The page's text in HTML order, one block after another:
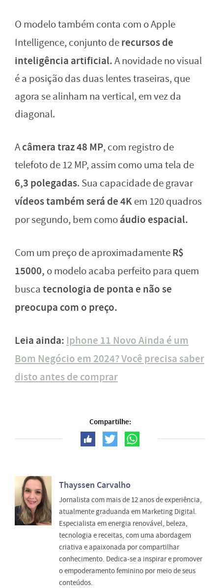
O modelo também conta com o Apple
Intelligence, conjunto derecursos de
inteligência artificial.Anovidade no visual
é a posição das duas lentes traseiras, que
agora se alinham na vertical, em vez da
diagonal.
Acâmera traz 48 MP, com registro de
telefotode 12 MP, assim como uma tela de
6,3 polegadas. Sua capacidade de gravar
vídeos também será de 4Kem 120 quadros
por segundo, bem comoáudio espacial.
Com um preço de aproximadamenteR$
15000, o modelo acaba perfeito para quem
busca tecnologia de ponta e não se
preocupa com o preço.
Leia ainda: Iphone 11 Novo Ainda é um
Bom Negócio em 2024? Você precisa saber
disto antes de comprar
Compartilhe:
Thayssen Carvalho
Jornalista com mais de 12 anos de experiência,
atualmente graduanda em Marketing Digital.
Especialista em energia renovável, beleza,
tecnologia e receitas, com uma abordagem
criativa e apaixonada por compartilhar
conhecimento. Dedica-se a inspirar e promover
o empoderamento feminino por meio de seus
conteúdos.